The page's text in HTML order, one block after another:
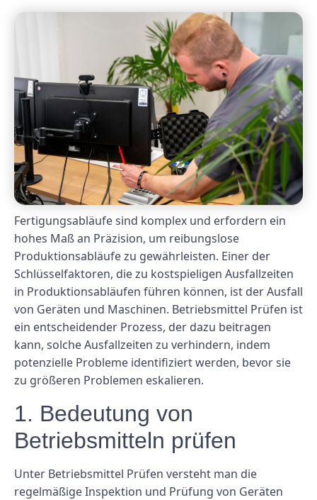
Fertigungsabläufe sind komplex und erfordern ein
hohes Maß an Präzision, um reibungslose
Produktionsabläufe zu gewährleisten. Einer der
Schlüsselfaktoren, die zu kostspieligen Ausfallzeiten
in Produktionsabläufen führen können, ist der Ausfall
von Geräten und Maschinen. Betriebsmittel Prüfen ist
ein entscheidender Prozess, der dazu beitragen
kann, solche Ausfallzeiten zu verhindern, indem
potenzielle Probleme identifiziert werden, bevor sie
zu größeren Problemen eskalieren.
1. Bedeutung von
Betriebsmitteln prüfen
Unter Betriebsmittel Prüfen versteht man die
regelmäßige Inspektion und Prüfung von Geräten